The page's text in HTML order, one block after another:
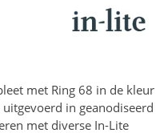
met Ring 68 in de kleur
uitgevoerd in geanodiseerd
met diverse In-Lite